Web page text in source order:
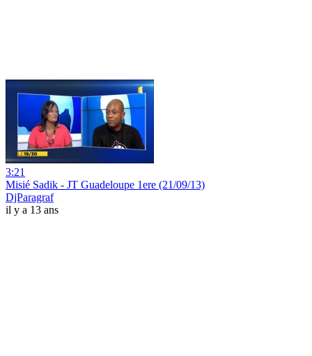
3:21
Misié Sadik - JT Guadeloupe 1ere (21/09/13)
DjParagraf
il y a 13 ans